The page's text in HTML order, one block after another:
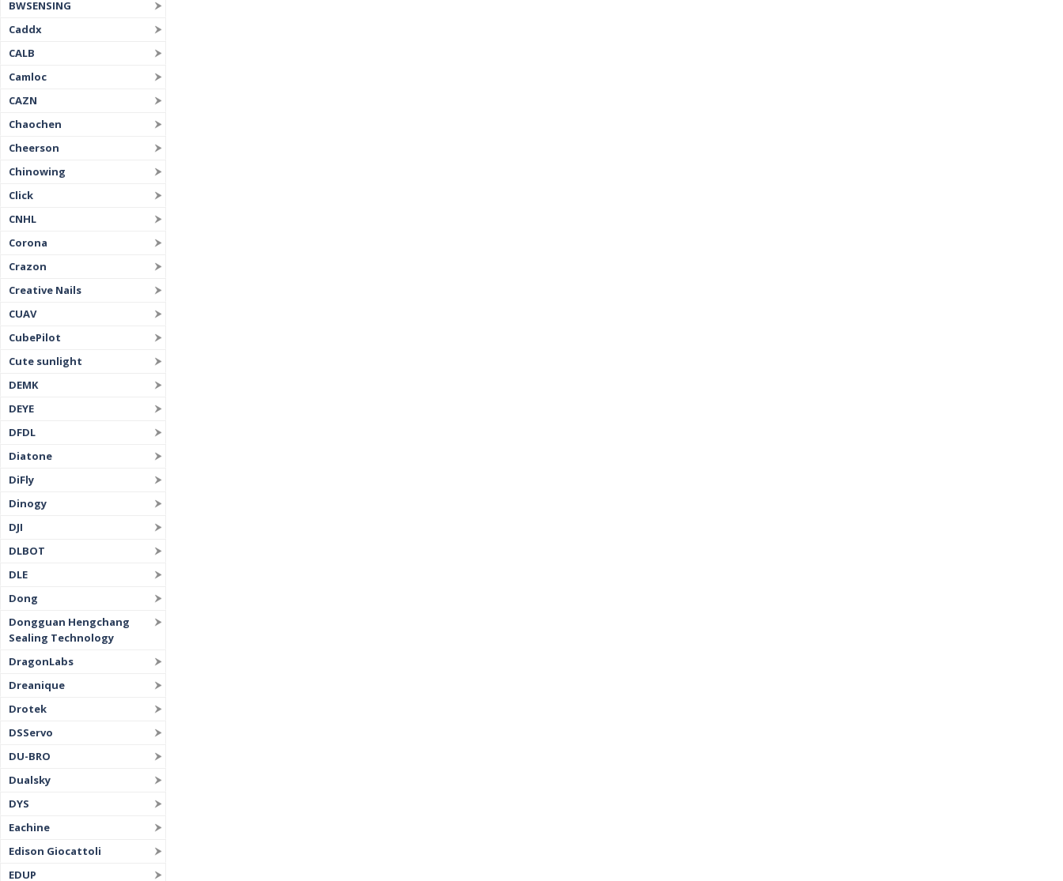
BWSENSING
Caddx
CALB
Camloc
CAZN
Chaochen
Cheerson
Chinowing
Click
CNHL
Corona
Crazon
Creative Nails
CUAV
CubePilot
Cute sunlight
DEMK
DEYE
DFDL
Diatone
DiFly
Dinogy
DJI
DLBOT
DLE
Dong
Dongguan Hengchang
Sealing Technology
DragonLabs
Dreanique
Drotek
DSServo
DU-BRO
Dualsky
DYS
Eachine
Edison Giocattoli
EDUP